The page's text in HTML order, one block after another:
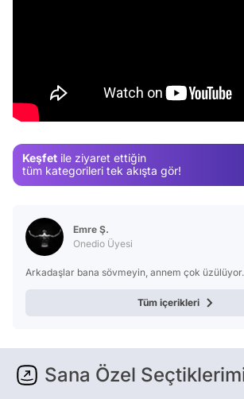
Keşfet ile ziyaret ettiğin
tüm kategorileri tek akışta gör!
Emre Ş.
Onedio Üyesi
Arkadaşlar bana sövmeyin, annem çok
Tüm içerikleri
Sana Özel